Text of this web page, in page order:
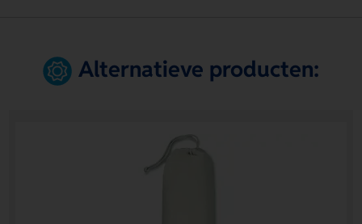
Alternatieve producten: